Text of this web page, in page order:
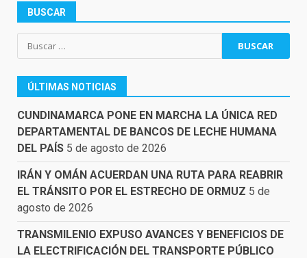
BUSCAR
Buscar:
ÚLTIMAS NOTICIAS
CUNDINAMARCA PONE EN MARCHA LA ÚNICA RED
DEPARTAMENTAL DE BANCOS DE LECHE HUMANA
DEL PAÍS 5 de agosto de 2026
IRÁN Y OMÁN ACUERDAN UNA RUTA PARA REABRIR
EL TRÁNSITO POR EL ESTRECHO DE ORMUZ 5 de
agosto de 2026
TRANSMILENIO EXPUSO AVANCES Y BENEFICIOS DE
LA ELECTRIFICACIÓN DEL TRANSPORTE PÚBLICO